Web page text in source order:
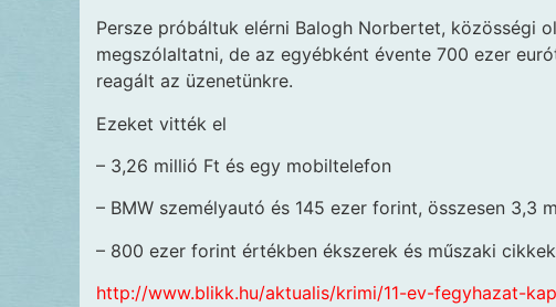
Persze próbáltuk elérni Balogh Norbertet, közösségi
megszólaltatni, de az egyébként évente 700 ezer
reagált az üzene­tünkre.
Ezeket vitték el
– 3,26 millió Ft és egy mobiltelefon
– BMW személyautó és 145 ezer forint, összesen 3,3
– 800 ezer forint értékben ékszerek és műszaki cikkek
http://www.blikk.hu/aktualis/krimi/11-ev-fegyhazat-